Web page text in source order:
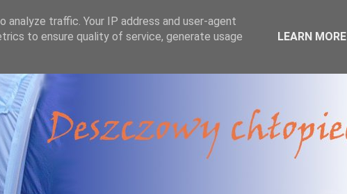
traffic. Your IP address and user-agent
to ensure quality of service, generate usage
LEARN MORE